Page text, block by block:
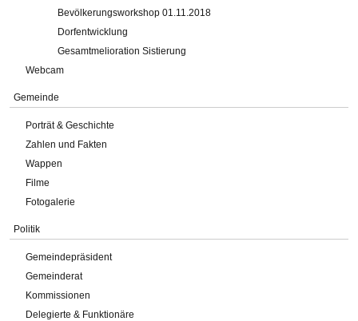
Bevölkerungsworkshop 01.11.2018
Dorfentwicklung
Gesamtmelioration Sistierung
Webcam
Gemeinde
Porträt & Geschichte
Zahlen und Fakten
Wappen
Filme
Fotogalerie
Politik
Gemeindepräsident
Gemeinderat
Kommissionen
Delegierte & Funktionäre